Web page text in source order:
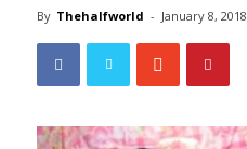
By Thehalfworld - January 8, 2018